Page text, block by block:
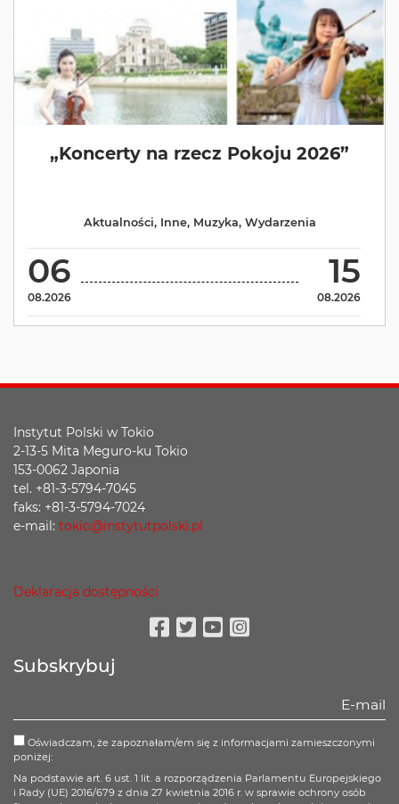
„Koncerty na rzecz Pokoju 2026”
06
08.2026
15
08.2026
Aktualności, Inne, Muzyka, Wydarzenia
Instytut Polski w Tokio
2-13-5 Mita Meguro-ku Tokio
153-0062 Japonia
tel. +81-3-5794-7045
faks: +81-3-5794-7024
e-mail: tokio@instytutpolski.pl
Deklaracja dostępności
Subskrybuj
Oświadczam, że zapoznałam/em się z informacjami zamieszczonymi
poniżej:
Na podstawie art. 6 ust. 1 lit. a rozporządzenia Parlamentu Europejskiego
i Rady (UE) 2016/679 z dnia 27 kwietnia 2016 r. w sprawie ochrony osób